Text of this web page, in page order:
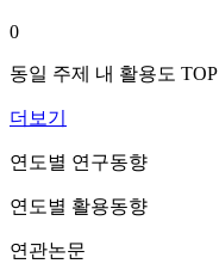
0
동일 주제 내 활용도 TOP
더보기
연도별 연구동향
연도별 활용동향
연관논문